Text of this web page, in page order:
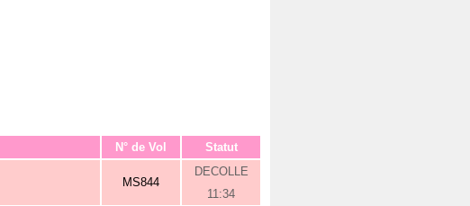
N° de Vol Statut
MS844
DECOLLE
11:34